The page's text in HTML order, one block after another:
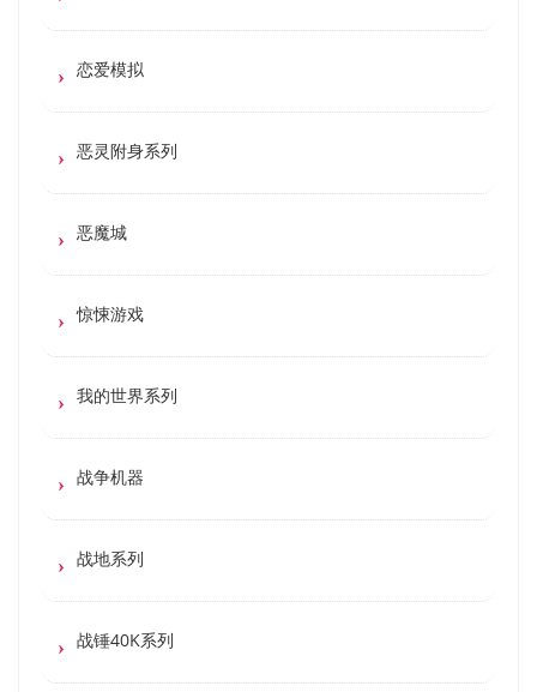
恋爱模拟
恶灵附身系列
恶魔城
惊悚游戏
我的世界系列
战争机器
战地系列
战锤40K系列